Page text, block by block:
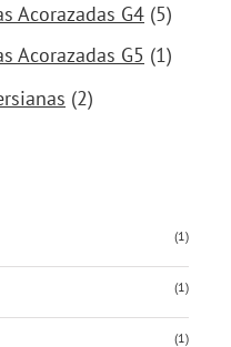
Acorazadas G4 (5)
Acorazadas G5 (1)
(2)
(1)
(1)
(1)